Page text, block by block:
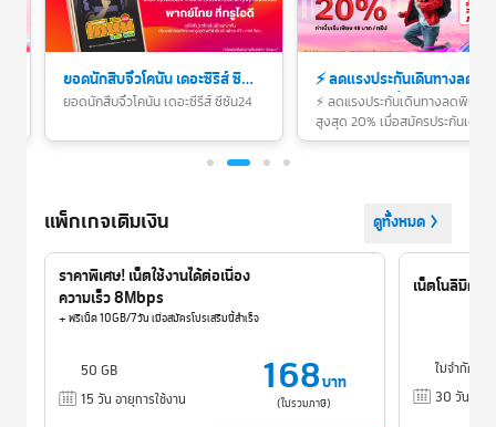
ยอดนักสืบจิ๋วโคนัน เดอะซีรีส์ ซี
ซัน24
ยอดนักสืบจิ๋วโคนัน เดอะซีรีส์ ซีซัน24
⚡️ ลดแรงประกันเดินทางลดพิเ
สูงสุด 20% เมื่อสมัครประกันเ
ทางที่ดีชัวรันส์
⚡️ ลดแรงประกันเดินทางลดพิเศษ
สูงสุด 20% เมื่อสมัครประกันเดินท
ดีชัวรันส์
แพ็กเกจเติมเงิน ดูทั้งหมด
ราคาพิเศษ! เน็ตใช้งานได้ต่อเนื่อง
ความเร็ว 8Mbps
+ ฟรีเน็ต 10GB/7วัน เมื่อสมัครโปรเสริมนี้สำเร็จ
50 GB
15 วัน อายุการใช้งาน 168บาท
(ไม่รวมภาษี)
เน็ตโนลิมิต :
ไม่จำกัด 1
30 วัน